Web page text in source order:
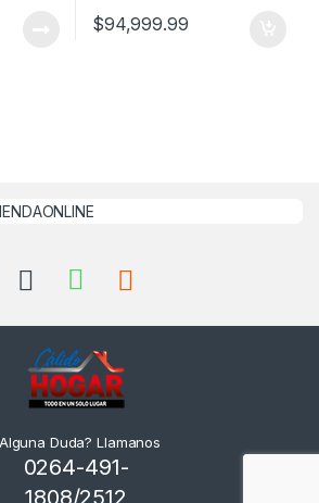
$94,999.99
Duda? Llamanos
0264-491-